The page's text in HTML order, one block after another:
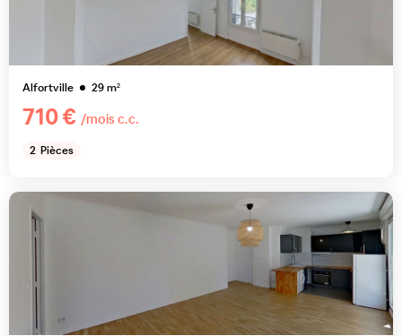
Alfortville 29m²
710 € /mois c.c.
2 Pièces